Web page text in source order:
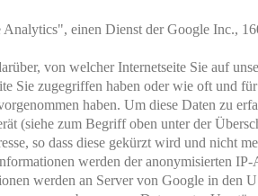
einen Dienst der Google Inc.,
von welcher Internetseite Sie auf
Sie zugegriffen haben oder wie oft und
haben. Um diese Daten zu
(siehe zum Begriff oben unter der
so dass diese gekürzt wird und nicht
werden der anonymisierten
werden an Server von Google in den